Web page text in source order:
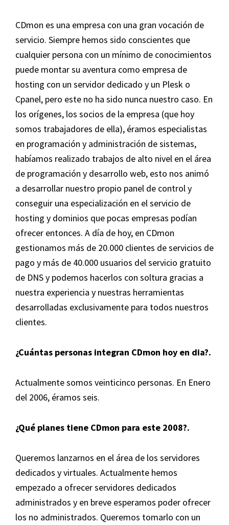
CDmon es una empresa con una gran vocación de
servicio. Siempre hemos sido conscientes que
cualquier persona con un mínimo de conocimientos
puede montar su aventura como empresa de
hosting con un servidor dedicado y un Plesk o
Cpanel, pero este no ha sido nunca nuestro caso. En
los orígenes, los socios de la empresa (que hoy
somos trabajadores de ella), éramos especialistas
en programación y administración de sistemas,
habíamos realizado trabajos de alto nivel en el área
de programación y desarrollo web, esto nos animó
a desarrollar nuestro propio panel de control y
conseguir una especialización en el servicio de
hosting y dominios que pocas empresas podían
ofrecer entonces. A día de hoy, en CDmon
gestionamos más de 20.000 clientes de servicios de
pago y más de 40.000 usuarios del servicio gratuito
de DNS y podemos hacerlos con soltura gracias a
nuestra experiencia y nuestras herramientas
desarrolladas exclusivamente para todos nuestros
clientes.
¿Cuántas personas integran CDmon hoy en dia?.
Actualmente somos veinticinco personas. En Enero
del 2006, éramos seis.
¿Qué planes tiene CDmon para este 2008?.
Queremos lanzarnos en el área de los servidores
dedicados y virtuales. Actualmente hemos
empezado a ofrecer servidores dedicados
administrados y en breve esperamos poder ofrecer
los no administrados. Queremos tomarlo con un